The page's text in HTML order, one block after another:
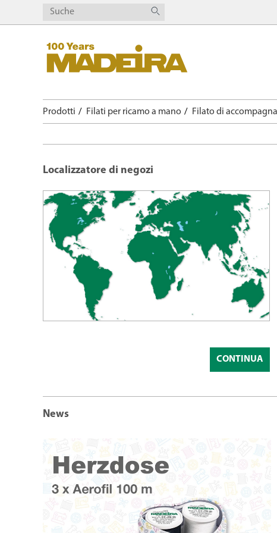
Prodotti Filati per ricamo a mano Filato di
Localizzatore di negozi
CONTINUA
News